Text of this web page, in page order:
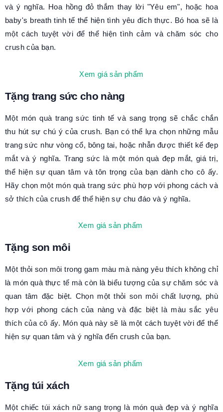
và ý nghĩa. Hoa hồng đỏ thắm thay lời "Yêu em", hoặc hoa
baby's breath tinh tế thể hiện tình yêu đích thực. Bó hoa sẽ là
một cách tuyệt vời để thể hiện tình cảm và chăm sóc cho
crush của bạn.
Xem giá sản phẩm
Tặng trang sức cho nàng
Một món quà trang sức tinh tế và sang trọng sẽ chắc chắn
thu hút sự chú ý của crush. Bạn có thể lựa chọn những mẫu
trang sức như vòng cổ, bông tai, hoặc nhẫn được thiết kế đẹp
mắt và ý nghĩa. Trang sức là một món quà đẹp mắt, giá trị,
thể hiện sự quan tâm và tôn trọng của bạn dành cho cô ấy.
Hãy chọn một món quà trang sức phù hợp với phong cách và
sở thích của crush để thể hiện sự chu đáo và ý nghĩa.
Xem giá sản phẩm
Tặng son môi
Một thỏi son môi trong gam màu mà nàng yêu thích không chỉ
là món quà thực tế mà còn là biểu tượng của sự chăm sóc và
quan tâm đặc biệt. Chọn một thỏi son môi chất lượng, phù
hợp với phong cách của nàng và đặc biệt là màu sắc yêu
thích của cô ấy. Món quà này sẽ là một cách tuyệt vời để thể
hiện sự quan tâm và ý nghĩa đến crush của bạn.
Xem giá sản phẩm
Tặng túi xách
Một chiếc túi xách nữ sang trọng là món quà đẹp và ý nghĩa